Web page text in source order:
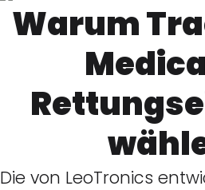
Warum
Die von LeoTronics